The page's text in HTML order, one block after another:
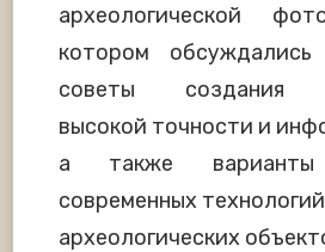
археологической
котором обсуждались
советы создания
высокой точности и
а также варианты
современных
археологических